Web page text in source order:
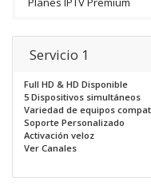
Servicio 1
Full HD & HD Disponible
5 Dispositivos simultáneos
Variedad de equipos
Soporte Personalizado
Activación veloz
Ver Canales